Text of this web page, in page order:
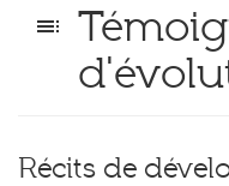
toc
Récits de